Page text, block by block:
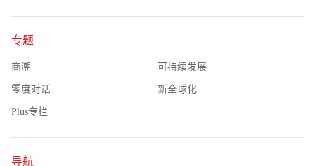
专题
商潮 可持续发展
零度对话 新全球化
Plus专栏
导航